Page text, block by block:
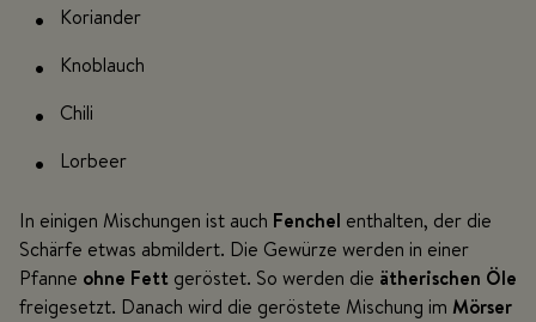
Koriander
Knoblauch
Chili
Lorbeer
In einigen Mischungen ist auch Fenchel enthalten, der die
Schärfe etwas abmildert. Die Gewürze werden in einer
Pfanne ohne Fett geröstet. So werden die ätherischen Öle
freigesetzt. Danach wird die geröstete Mischung im Mörser